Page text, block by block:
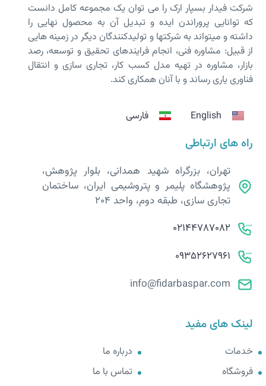
شرکت فیدار بسپار ارک را می توان یک مجموعه کامل دانست
که توانایی پروراندن ایده و تبدیل آن به محصول نهایی را
داشته و می­تواند به شرکت­ها و تولیدکنندگان دیگر در زمینه هایی
از قبیل: مشاوره فنی، انجام فرایندهای تحقیق و توسعه، رصد
بازار، مشاوره در تهیه مدل کسب کار، تجاری سازی و انتقال
فناوری یاری رساند و با آنان همکاری کند.
English فارسی
راه های ارتباطی
تهران، بزرگراه شهید همدانی، بلوار پژوهش،
پژوهشگاه پلیمر و پتروشیمی ایران، ساختمان
تجاری سازی، طبقه دوم، واحد 204
02144787082
09352627961
info@fidarbaspar.com
لینک های مفید
خدمات
فروشگاه
درباره ما
تماس با ما